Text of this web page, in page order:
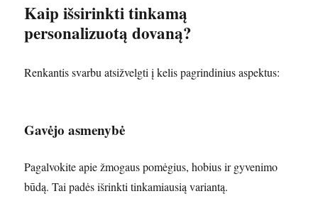
Kaip išsirinkti tinkamą
personalizuotą dovaną?
Renkantis svarbu atsižvelgti į kelis pagrindinius aspektus:
Gavėjo asmenybė
Pagalvokite apie žmogaus pomėgius, hobius ir gyvenimo
būdą. Tai padės išrinkti tinkamiausią variantą.